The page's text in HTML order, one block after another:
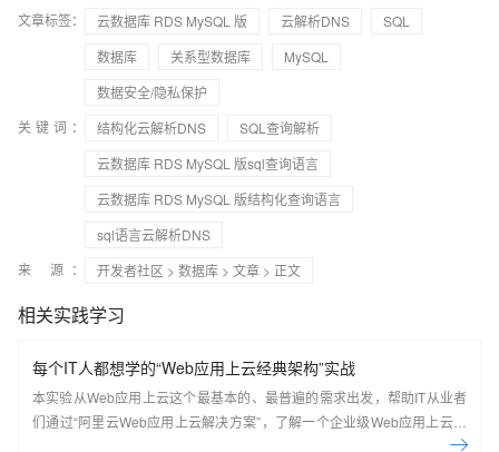
文章标签： 云数据库 RDS MySQL 版 云解析DNS
SQL
数据库
关系型数据库
MySQL
数据安全/隐私保护
关键词：
结构化云解析DNS
SQL查询解析
云数据库 RDS MySQL 版sql查询语言
云数据库 RDS MySQL 版结构化查询语言
sql语言云解析DNS
来 源：
开发者社区 > 数据库 > 文章 > 正文
相关实践学习
每个IT人都想学的“Web应用上云经典架构”实战
本实验从Web应用上云这个最基本的、最普遍的需求出发，帮助IT从业者
们通过“阿里云Web应用上云解决方案”，了解一个企业级Web应用上云的